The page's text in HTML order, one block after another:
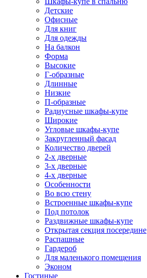
Детские
Офисные
Для книг
Для одежды
На балкон
Форма
Высокие
Г-образные
Длинные
Низкие
П-образные
Радиусные шкафы-купе
Широкие
Угловые шкафы-купе
Закругленный фасад
Количество дверей
2-х дверные
3-х дверные
4-х дверные
Особенности
Во всю стену
Встроенные шкафы-купе
Под потолок
Раздвижные шкафы-купе
Открытая секция посередине
Распашные
Гардероб
Для маленького помещения
Эконом
Гостиные